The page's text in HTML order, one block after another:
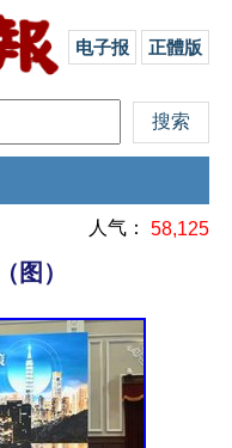
电子报 正體版
人气： 58,125
图）